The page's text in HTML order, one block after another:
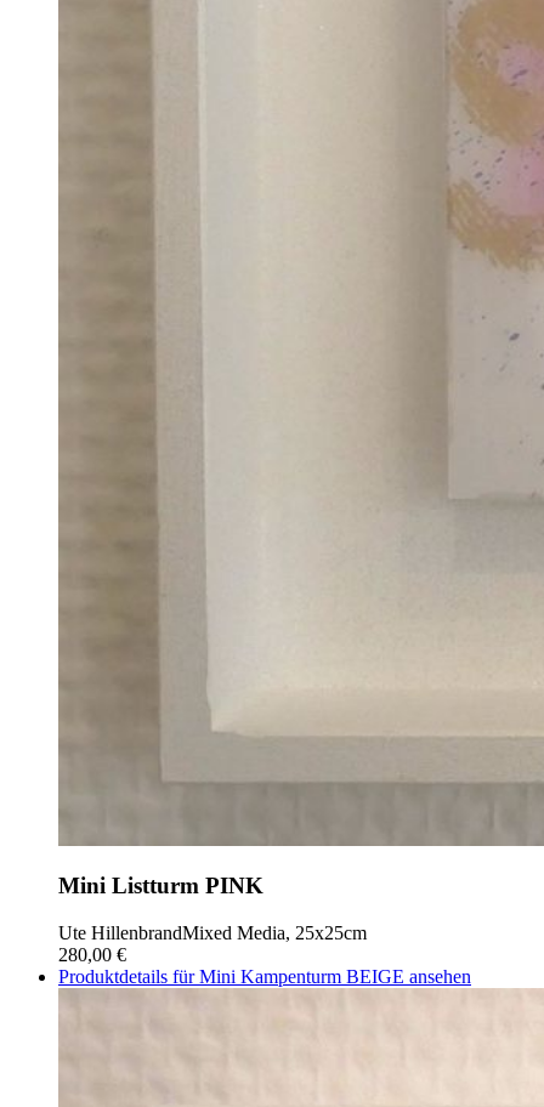
Mini Listturm PINK
Ute HillenbrandMixed Media, 25x25cm
280,00 €
Produktdetails für Mini Kampenturm BEIGE ansehen